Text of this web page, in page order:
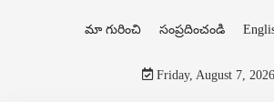
మా గురించి సంప్రదించండి
Friday, August 7, 2026